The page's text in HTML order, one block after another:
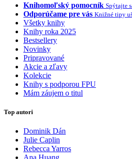
Knihomoľský pomocník Spýtajte
Odporúčame pre vás Knižné tipy
Všetky knihy
Knihy roka 2025
Bestsellery
Novinky
Pripravované
Akcie a zľavy
Kolekcie
Knihy s podporou FPU
Mám záujem o titul
Top autori
Dominik Dán
Julie Caplin
Rebecca Yarros